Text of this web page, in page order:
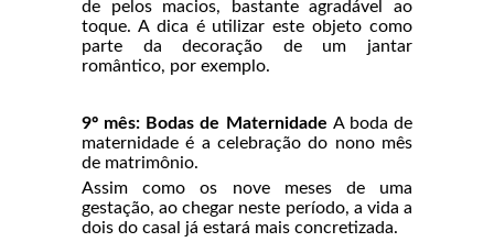
de pelos macios, bastante agradável ao
toque. A dica é utilizar este objeto como
parte da decoração de um jantar
romântico, por exemplo.
9º mês: Bodas de Maternidade A boda de
maternidade é a celebração do nono mês
de matrimônio.
Assim como os nove meses de uma
gestação, ao chegar neste período, a vida a
dois do casal já estará mais concretizada.